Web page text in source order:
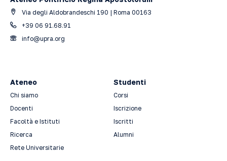
Via degli Aldobrandeschi 190 | Roma 00163
+39 06 91.68.91
info@upra.org
Ateneo
Chi siamo
Docenti
Facoltà e Istituti
Ricerca
Rete Universitarie
Studenti
Corsi
Iscrizione
Iscritti
Alumni